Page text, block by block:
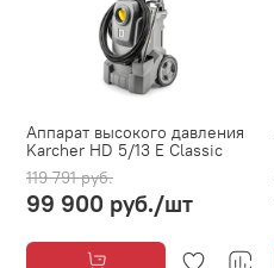
Аппарат высокого давления
Karcher HD 5/13 E Classic
119 791 руб.
99 900 руб./шт